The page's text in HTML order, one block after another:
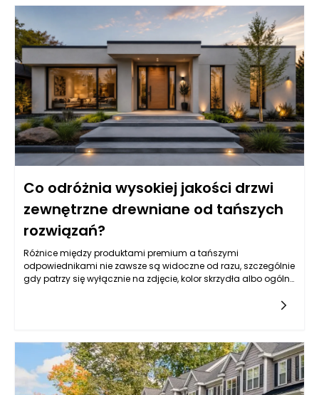
Co odróżnia wysokiej jakości drzwi
zewnętrzne drewniane od tańszych
rozwiązań?
Różnice między produktami premium a tańszymi
odpowiednikami nie zawsze są widoczne od razu, szczególnie
gdy patrzy się wyłącznie na zdjęcie, kolor skrzydła albo ogólny
precyzji wykonania. Tańsze rozwiązania często kuszą niższą
ceną, jednak mogą oznaczać kompromisy w zakresie
trwałości, odporności na wilgoć, szczelności, jakości okuć czy
żywotności powłoki ochronnej. W praktyce drzwi wejściowe są